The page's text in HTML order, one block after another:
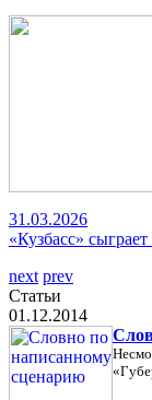
31.03.2026
«Кузбасс»
next prev
Статьи
01.12.2014